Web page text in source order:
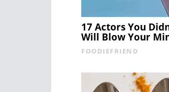
17 Actors You
Will Blow Your
FOODIEFRIEND